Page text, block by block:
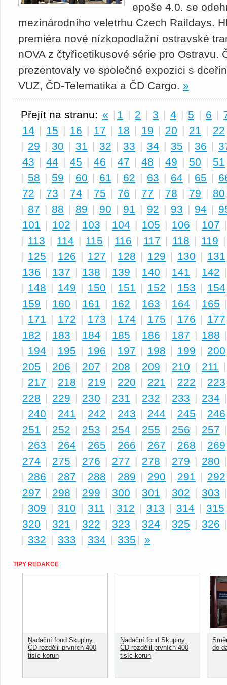
epoše 4.0. se
mezinárodního veletrhu Czech Raildays.
premiéra nové nízkopodlažní ostravské
nOVA z čtyřicetikusové série pro Ostravu.
prezentovaly ve společné expozici s
VUZ, ČD-Telematika a ČD Cargo. »
Přejít na stranu: « | 1 | 2 | 3 | 4 | 5 | 6 |
14 | 15 | 16 | 17 | 18 | 19 | 20 | 21 | 22
| 29 | 30 | 31 | 32 | 33 | 34 | 35 | 36 |
43 | 44 | 45 | 46 | 47 | 48 | 49 | 50 | 51
| 58 | 59 | 60 | 61 | 62 | 63 | 64 | 65 |
72 | 73 | 74 | 75 | 76 | 77 | 78 | 79 | 80
| 87 | 88 | 89 | 90 | 91 | 92 | 93 | 94 |
101 | 102 | 103 | 104 | 105 | 106 | 107
| 113 | 114 | 115 | 116 | 117 | 118 | 119
| 125 | 126 | 127 | 128 | 129 | 130 | 131
136 | 137 | 138 | 139 | 140 | 141 | 142
| 148 | 149 | 150 | 151 | 152 | 153 | 154
159 | 160 | 161 | 162 | 163 | 164 | 165
| 171 | 172 | 173 | 174 | 175 | 176 | 177
182 | 183 | 184 | 185 | 186 | 187 | 188
| 194 | 195 | 196 | 197 | 198 | 199 | 200
205 | 206 | 207 | 208 | 209 | 210 | 211
| 217 | 218 | 219 | 220 | 221 | 222 | 223
228 | 229 | 230 | 231 | 232 | 233 | 234
| 240 | 241 | 242 | 243 | 244 | 245 | 246
251 | 252 | 253 | 254 | 255 | 256 | 257
| 263 | 264 | 265 | 266 | 267 | 268 | 269
274 | 275 | 276 | 277 | 278 | 279 | 280
| 286 | 287 | 288 | 289 | 290 | 291 | 292
297 | 298 | 299 | 300 | 301 | 302 | 303
| 309 | 310 | 311 | 312 | 313 | 314 | 315
320 | 321 | 322 | 323 | 324 | 325 | 326
| 332 | 333 | 334 | 335 | »
TIPY REDAKCE
Nadační fond Skupiny
ČD rozdělil prvních 400
tisíc korun
Nadační fond Skupiny
ČD rozdělil prvních 400
tisíc korun
do